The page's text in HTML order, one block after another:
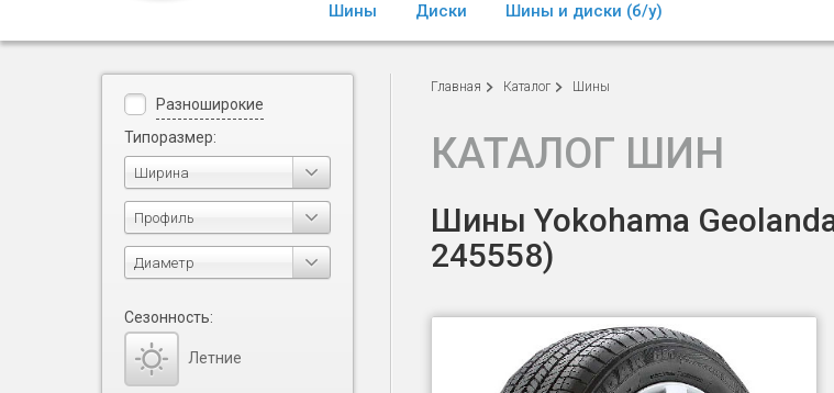
Шины Диски Шины и диски (б/у)
Главная Каталог Шины
КАТАЛОГ ШИН
Шины Yokohama
245558)
Разноширокие
Типоразмер:
Ширина
Профиль
Диаметр
Сезонность:
Летние